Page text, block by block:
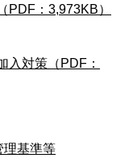
PDF：3,973KB）
入対策（PDF：
理基準等